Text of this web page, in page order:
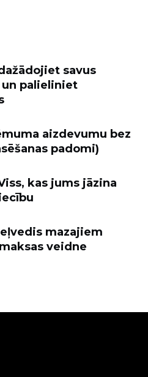
savus
un palieliniet
aizdevumu bez
padomi)
kas jums jāzina
mazajiem
veidne